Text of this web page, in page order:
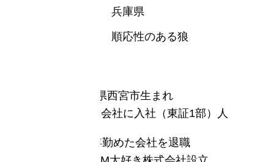
・出身地 兵庫県
・動物占い 順応性のある狼
1970年11月 兵庫県西宮市生まれ
1994年3月 製薬会社に入社（東証1部）人
2020年2月 26年勤めた会社を退職